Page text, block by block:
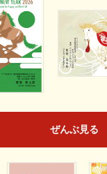
ぜんぶ見る